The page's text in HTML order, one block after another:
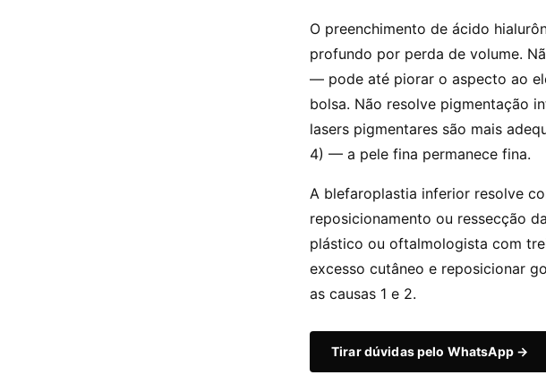
O preenchimento de ácido
profundo por perda de volume.
— pode até piorar o aspecto ao
bolsa. Não resolve pigmentação
lasers pigmentares são mais
4) — a pele fina permanece fina.
A blefaroplastia inferior resolve
reposicionamento ou ressecção
plástico ou oftalmologista com
excesso cutâneo e reposicionar
as causas 1 e 2.
Tirar dúvidas pelo WhatsApp →